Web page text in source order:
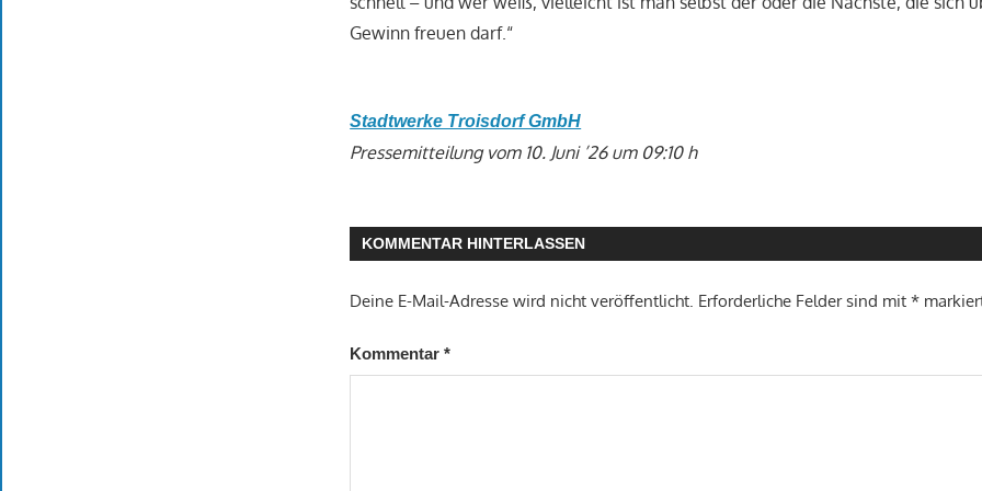
Gewinn freuen darf.“
Stadtwerke Troisdorf GmbH
Pressemitteilung vom 10. Juni ’26 um 09:10 h
KOMMENTAR HINTERLASSEN
Deine E-Mail-Adresse wird nicht veröffentlicht. Erforderliche Felder sind mit*
Kommentar*